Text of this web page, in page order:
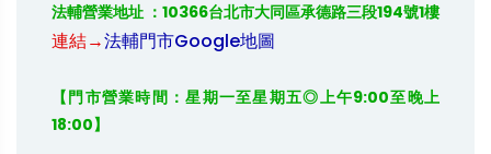
法輔營業地址 ：10366台北市大同區承德路三段194號1樓
連結→法輔門市Google地圖
【門市營業時間：星期一至星期五◎上午9:00至晚上
18:00】